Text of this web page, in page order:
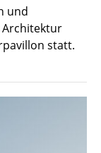
und
Architektur
statt.